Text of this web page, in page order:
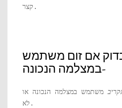
קצר.
-1 בדוק אם זום משתמש
במצלמה הנכונה-
משתמש במצלמה הנכונה או
לא.